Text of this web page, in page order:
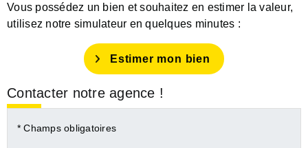
Vous possédez un bien et souhaitez en estimer la valeur,
utilisez notre simulateur en quelques minutes :
Estimer mon bien
Contacter notre agence !
* Champs obligatoires